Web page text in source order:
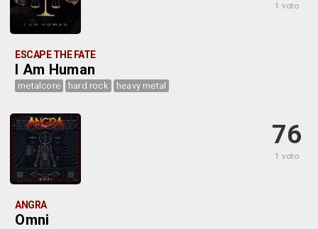
1 voto
ESCAPE THE FATE
I Am Human
metalcore hard rock heavy metal
76
1 voto
ANGRA
Omni